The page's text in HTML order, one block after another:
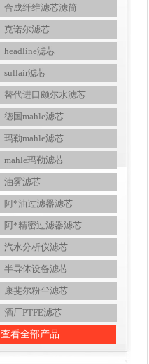
合成纤维滤芯滤筒
克诺尔滤芯
headline滤芯
sullair滤芯
替代进口颇尔水滤芯
德国mahle滤芯
玛勒mahle滤芯
mahle玛勒滤芯
油雾滤芯
阿*油过滤器滤芯
阿*精密过滤器滤芯
汽水分析仪滤芯
半导体设备滤芯
康斐尔粉尘滤芯
酒厂PTFE滤芯
查看全部产品